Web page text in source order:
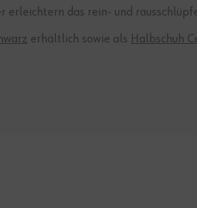
das rein- und
erhältlich sowie als Halbschuh